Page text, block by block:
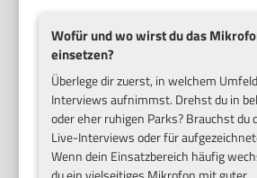
Wofür und wo wirst du das
einsetzen?
Überlege dir zuerst, in welchem
Interviews aufnimmst. Drehst du in
oder eher ruhigen Parks? Brauchst
Live-Interviews oder für
Wenn dein Einsatzbereich häufig